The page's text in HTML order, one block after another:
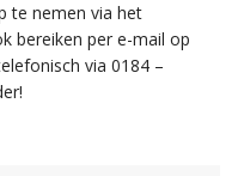
te nemen via het
bereiken per e-mail op
via 0184 –